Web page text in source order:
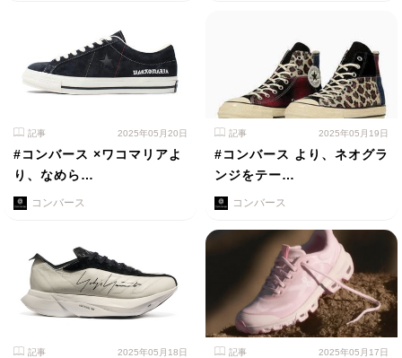
記事 2025年05月20日
#コンバース ×ワコマリアよ
り、なめら…
コンバース
記事 2025年05月19日
#コンバース より、ネオグラ
ンジをテー…
コンバース
記事 2025年05月18日 記事 2025年05月17日